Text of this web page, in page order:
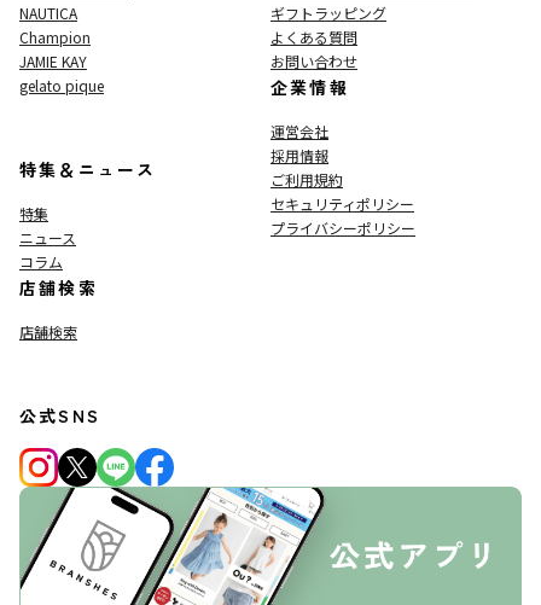
NAUTICA
Champion
JAMIE KAY
gelato pique
特集＆ニュース
特集
ニュース
コラム
店舗検索
店舗検索
ギフトラッピング
よくある質問
お問い合わせ
企業情報
運営会社
採用情報
ご利用規約
セキュリティポリシー
プライバシーポリシー
公式SNS